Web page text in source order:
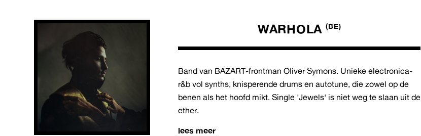
WARHOLA (BE)
Band van BAZART-frontman OIiver Symons. Unieke electronica-
r&b vol synths, knisperende drums en autotune, die zowel op de
benen als het hoofd mikt. Single 'Jewels' is niet weg te slaan uit de
ether.
lees meer